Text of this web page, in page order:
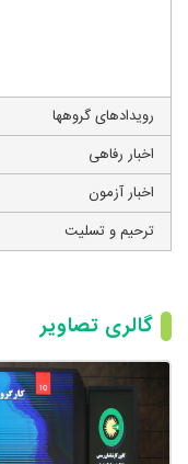
رویدادهای گروهها
اخبار رفاهی
اخبار آزمون
ترحیم و تسلیت
گالری تصاویر